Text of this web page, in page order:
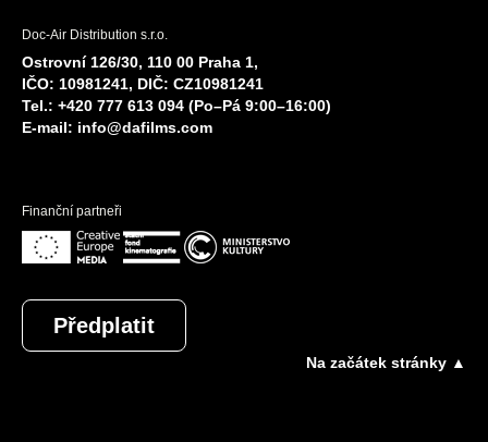
Doc-Air Distribution s.r.o.
Ostrovní 126/30, 110 00 Praha 1,
IČO: 10981241, DIČ: CZ10981241
Tel.: +420 777 613 094 (Po–Pá 9:00–16:00)
E-mail: info@dafilms.com
Finanční partneři
Předplatit
Na začátek stránky ▲